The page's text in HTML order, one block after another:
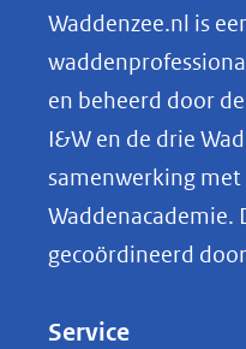
ng(afbeelding:
n
o
p
k
e
Waddenzee.nl is
en beheerd door
I&W en de drie
samenwerking met
Waddenacademie.
gecoördineerd
Service